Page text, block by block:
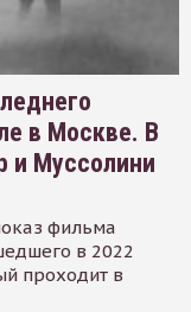
в Москве. В
и Муссолини
фильма
в 2022
проходит в